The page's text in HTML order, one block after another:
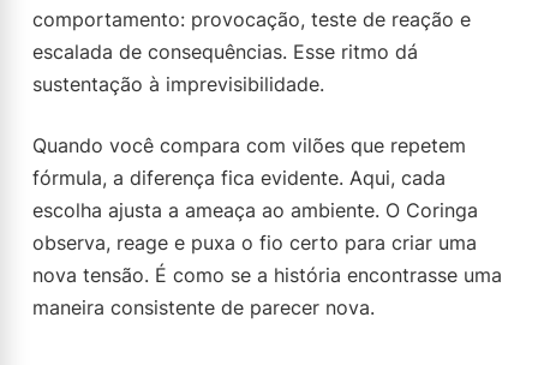
comportamento: provocação, teste de reação e
escalada de consequências. Esse ritmo dá
sustentação à imprevisibilidade.
Quando você compara com vilões que repetem
fórmula, a diferença fica evidente. Aqui, cada
escolha ajusta a ameaça ao ambiente. O Coringa
observa, reage e puxa o fio certo para criar uma
nova tensão. É como se a história encontrasse uma
maneira consistente de parecer nova.